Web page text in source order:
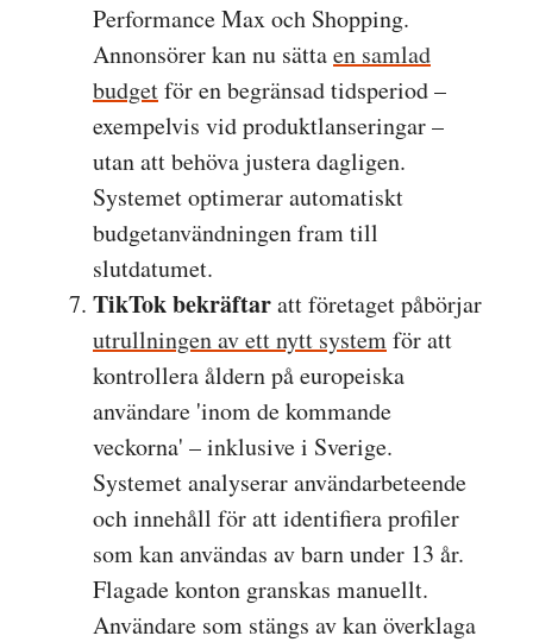
Performance Max och Shopping.
Annonsörer kan nu sättaen samlad
budgetför en begränsad tidsperiod –
exempelvis vid produktlanseringar –
utan att behöva justera dagligen.
Systemet optimerar automatiskt
budgetanvändningen fram till
slutdatumet.
TikTok bekräftaratt företaget påbörjar
utrullningen av ett nytt systemför att
kontrollera åldern på europeiska
användare 'inom de kommande
veckorna' – inklusive i Sverige.
Systemet analyserar användarbeteende
och innehåll för att identifiera profiler
som kan användas av barn under 13 år.
Flagade konton granskas manuellt.
Användare som stängs av kan överklaga